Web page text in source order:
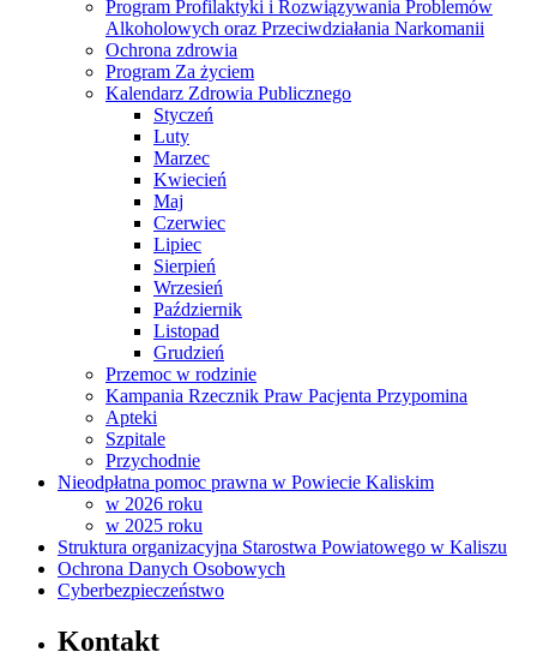
Program Profilaktyki i Rozwiązywania Problemów
Alkoholowych oraz Przeciwdziałania Narkomanii
Ochrona zdrowia
Program Za życiem
Kalendarz Zdrowia Publicznego
Styczeń
Luty
Marzec
Kwiecień
Maj
Czerwiec
Lipiec
Sierpień
Wrzesień
Październik
Listopad
Grudzień
Przemoc w rodzinie
Kampania Rzecznik Praw Pacjenta Przypomina
Apteki
Szpitale
Przychodnie
Nieodpłatna pomoc prawna w Powiecie Kaliskim
w 2026 roku
w 2025 roku
Struktura organizacyjna Starostwa Powiatowego w Kaliszu
Ochrona Danych Osobowych
Cyberbezpieczeństwo
Kontakt